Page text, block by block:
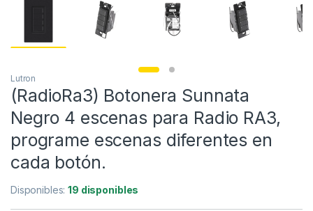
Lutron
(RadioRa3) Botonera Sunnata
Negro 4 escenas para Radio RA3,
programe escenas diferentes en
cada botón.
Disponibles:19 disponibles